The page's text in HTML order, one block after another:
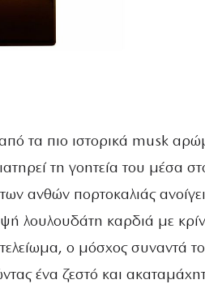
τα πιο ιστορικά musk
τη γοητεία του μέσα
ανθών πορτοκαλιάς
λουλουδάτη καρδιά με
ο μόσχος συναντά το
ένα ζεστό και